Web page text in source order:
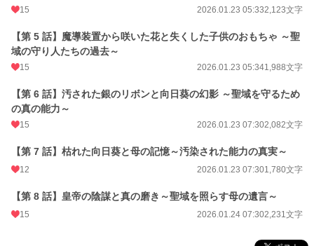
年間ポイント
累計ポイント 5,364 pt (122,647 位)
15 2026.01.23 05:332,123文字
【第 5 話】魔導装置から咲いた花と失くした子供のおもちゃ ～聖
域の守り人たちの過去～
15 2026.01.23 05:341,988文字
【第 6 話】汚された銀のリボンと向日葵の幻影 ～聖域を守るため
の真の能力～
15 2026.01.23 07:302,082文字
【第 7 話】枯れた向日葵と母の記憶～汚染された能力の真実～
12 2026.01.23 07:301,780文字
【第 8 話】皇帝の陰謀と真の磨き～聖域を照らす母の遺言～
15 2026.01.24 07:302,231文字